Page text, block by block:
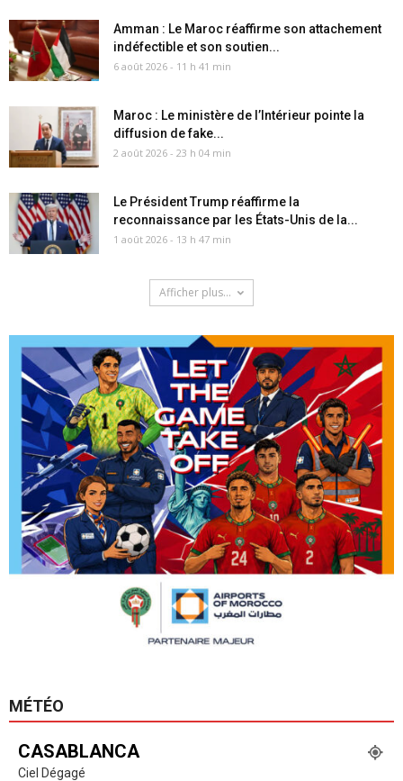
Amman : Le Maroc réaffirme son attachement
indéfectible et son soutien...
6 août 2026 - 11 h 41 min
Maroc : Le ministère de l’Intérieur pointe la
diffusion de fake...
2 août 2026 - 23 h 04 min
Le Président Trump réaffirme la
reconnaissance par les États-Unis de la...
1 août 2026 - 13 h 47 min
Afficher plus...
MÉTÉO
CASABLANCA
Ciel Dégagé